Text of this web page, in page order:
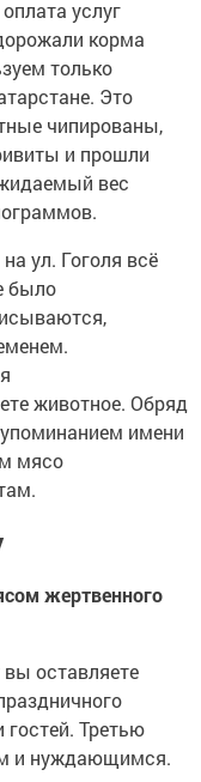
услуг
корма
только
Это
чипированы,
и прошли
вес
ул. Гоголя всё
было
животное. Обряд
имени
мясо
жертвенного
оставляете
гостей. Третью
и нуждающимся.